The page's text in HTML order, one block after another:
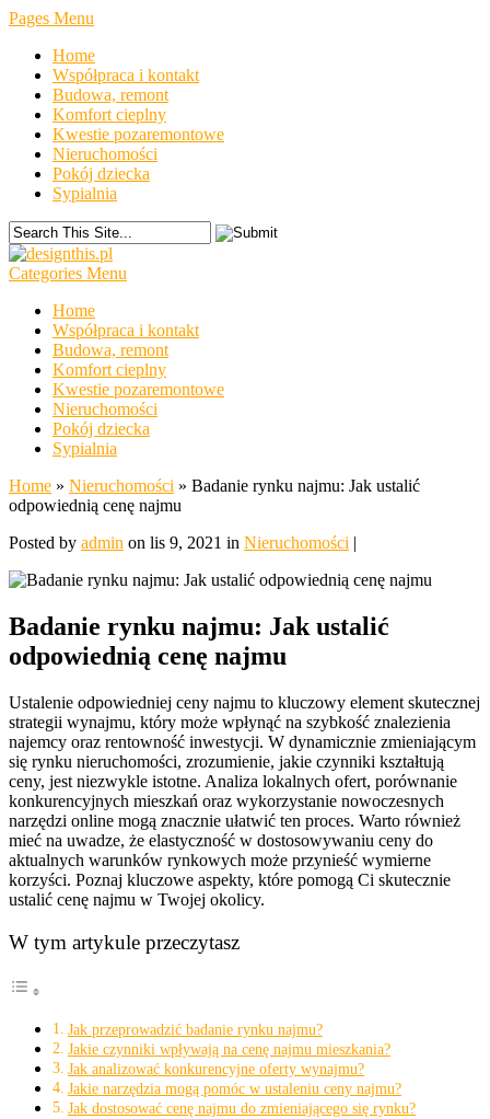
Pages Menu
Home
Współpraca i kontakt
Budowa, remont
Komfort cieplny
Kwestie pozaremontowe
Nieruchomości
Pokój dziecka
Sypialnia
Categories Menu
Home
Współpraca i kontakt
Budowa, remont
Komfort cieplny
Kwestie pozaremontowe
Nieruchomości
Pokój dziecka
Sypialnia
Home » Nieruchomości » Badanie rynku najmu: Jak ustalić
odpowiednią cenę najmu
Posted by admin on lis 9, 2021 in Nieruchomości |
Badanie rynku najmu: Jak ustalić
odpowiednią cenę najmu
Ustalenie odpowiedniej ceny najmu to kluczowy element skutecznej
strategii wynajmu, który może wpłynąć na szybkość znalezienia
najemcy oraz rentowność inwestycji. W dynamicznie zmieniającym
się rynku nieruchomości, zrozumienie, jakie czynniki kształtują
ceny, jest niezwykle istotne. Analiza lokalnych ofert, porównanie
konkurencyjnych mieszkań oraz wykorzystanie nowoczesnych
narzędzi online mogą znacznie ułatwić ten proces. Warto również
mieć na uwadze, że elastyczność w dostosowywaniu ceny do
aktualnych warunków rynkowych może przynieść wymierne
korzyści. Poznaj kluczowe aspekty, które pomogą Ci skutecznie
ustalić cenę najmu w Twojej okolicy.
W tym artykule przeczytasz
Jak przeprowadzić badanie rynku najmu?
Jakie czynniki wpływają na cenę najmu mieszkania?
Jak analizować konkurencyjne oferty wynajmu?
Jakie narzędzia mogą pomóc w ustaleniu ceny najmu?
Jak dostosować cenę najmu do zmieniającego się rynku?